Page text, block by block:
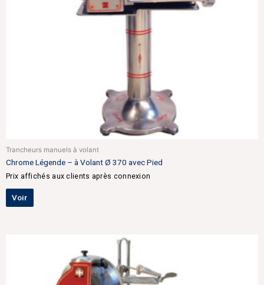
Trancheurs manuels à volant
Chrome Légende – à Volant Ø 370 avec Pied
Prix affichés aux clients après connexion
Voir